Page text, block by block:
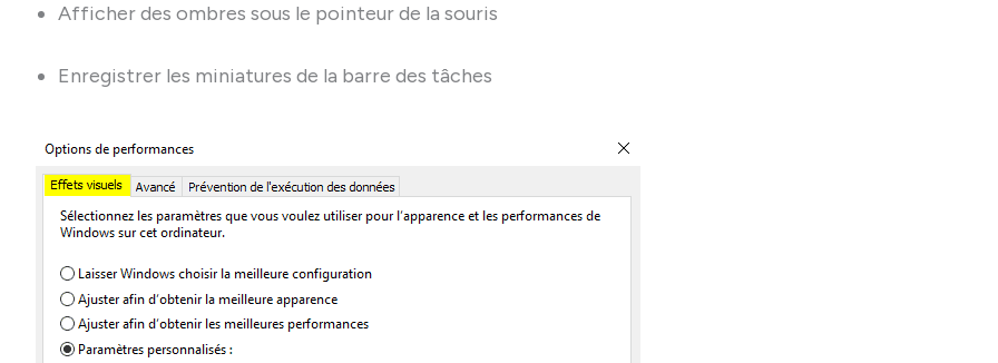
Afficher des ombres sous le pointeur de la souris
Enregistrer les miniatures de la barre des tâches